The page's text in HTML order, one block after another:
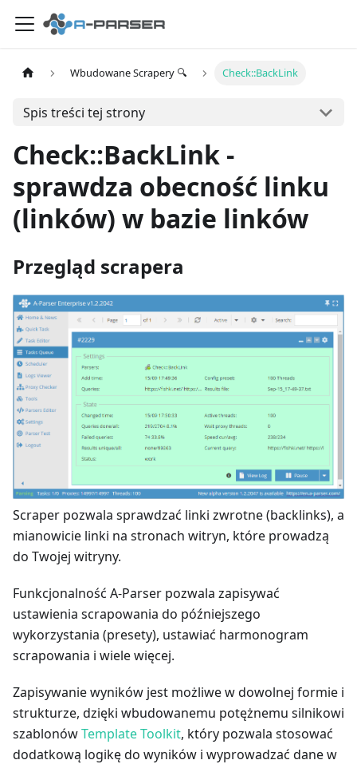
Wbudowane Scrapery 🔍 Check::BackLink
Spis treści tej strony
Check::BackLink -
sprawdza obecność linku
(linków) w bazie linków
Przegląd scrapera
Scraper pozwala sprawdzać linki zwrotne (backlinks), a
mianowicie linki na stronach witryn, które prowadzą
do Twojej witryny.
Funkcjonalność A-Parser pozwala zapisywać
ustawienia scrapowania do późniejszego
wykorzystania (presety), ustawiać harmonogram
scrapowania i wiele więcej.
Zapisywanie wyników jest możliwe w dowolnej formie i
strukturze, dzięki wbudowanemu potężnemu silnikowi
szablonówTemplate Toolkit, który pozwala stosować
dodatkową logikę do wyników i wyprowadzać dane w